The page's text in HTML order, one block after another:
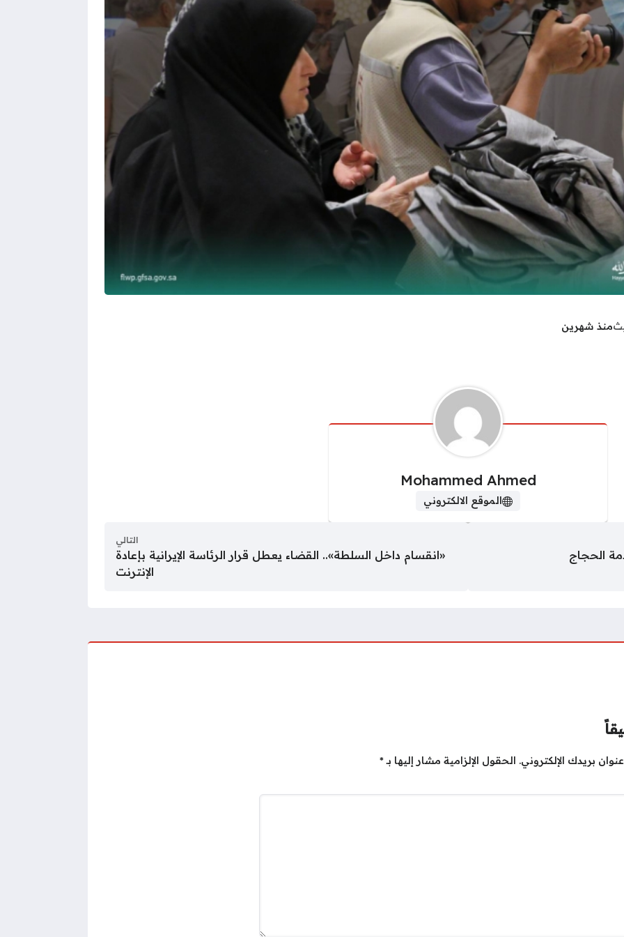
منذ شهرين
Mohammed Ahmed
الموقع الالكتروني
الحجاج
التالي
«انقسام داخل السلطة».. القضاء يعطل قرار الرئاسة الإيرانية بإعادة
الإنترنت
بريدك الإلكتروني. الحقول الإلزامية مشار إليها بـ*